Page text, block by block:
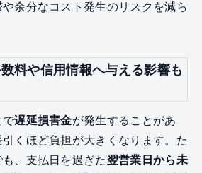
余分なコスト発生のリスクを減ら
料や信用情報へ与える影響も
で遅延損害金が発生することがあ
くほど負担が大きくなります。た
、支払日を過ぎた翌営業日から未